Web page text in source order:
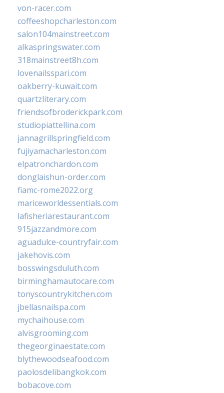
von-racer.com
coffeeshopcharleston.com
salon104mainstreet.com
alkaspringswater.com
318mainstreet8h.com
lovenailsspari.com
oakberry-kuwait.com
quartzliterary.com
friendsofbroderickpark.com
studiopiattellina.com
jannagrillspringfield.com
fujiyamacharleston.com
elpatronchardon.com
donglaishun-order.com
fiamc-rome2022.org
mariceworldessentials.com
lafisheriarestaurant.com
915jazzandmore.com
aguadulce-countryfair.com
jakehovis.com
bosswingsduluth.com
birminghamautocare.com
tonyscountrykitchen.com
jbellasnailspa.com
mychaihouse.com
alvisgrooming.com
thegeorginaestate.com
blythewoodseafood.com
paolosdelibangkok.com
bobacove.com